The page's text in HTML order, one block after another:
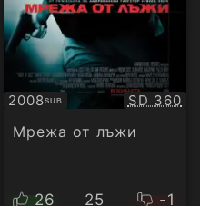
2008SUB
Субтитри SD 360
Мрежа от лъжи
26 25 -1